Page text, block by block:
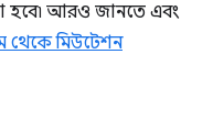
হবে৷ আরও জানতে এবং
থেকে মিউটেশন